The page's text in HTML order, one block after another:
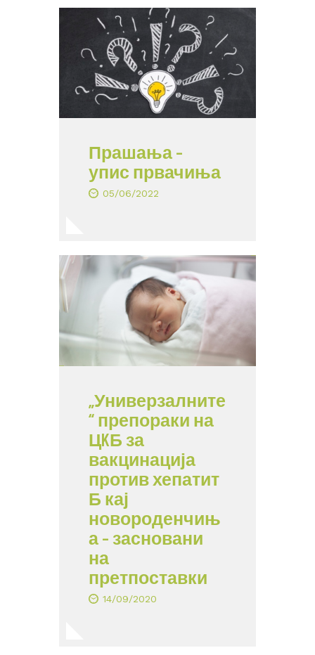
Прашања –
упис првачиња
05/06/2022
„Универзалните
“ препораки на
ЦKБ за
вакцинација
против хепатит
Б кај
новороденчињ
а – засновани
на
претпоставки
14/09/2020